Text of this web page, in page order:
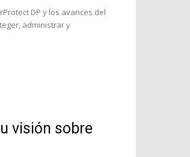
DP y los avances del
administrar y
visión sobre